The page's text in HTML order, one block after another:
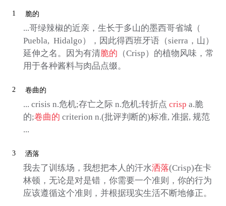
1 脆的
...哥绿辣椒的近亲，生长于多山的墨西哥省城（
Puebla, Hidalgo），因此得西班牙语（sierra，山）
延伸之名。因为有清脆的 （Crisp）的植物风味，常
用于各种酱料与肉品点缀。
2 卷曲的
... crisis n.危机;存亡之际 n.危机;转折点 crisp a.脆
的;卷曲的 criterion n.(批评判断的)标准, 准据, 规范
...
3 洒落
我去了训练场，我想把本人的汗水洒落(Crisp)在卡
林顿，无论是对是错，你需要一个准则，你的行为
应该遵循这个准则，并根据现实生活不断地修正。